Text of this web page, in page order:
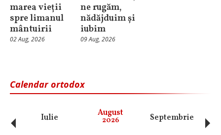
marea vieții
spre limanul
mântuirii
02 Aug, 2026
ne rugăm,
nădăjduim și
iubim
09 Aug, 2026
Calendar ortodox
Iulie August
2026 Septembrie
‹